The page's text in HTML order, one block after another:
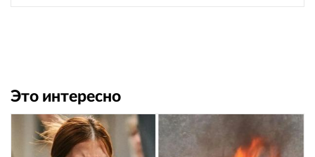
Это интересно